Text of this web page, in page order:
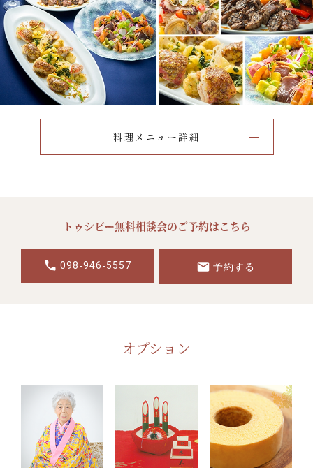
料理メニュー詳細
トゥシビー無料相談会のご予約はこちら
098-946-5557 予約する
オプション